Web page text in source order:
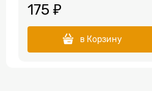
175 ₽
в Корзину